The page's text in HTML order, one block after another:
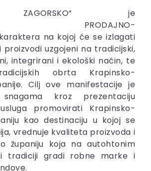
ZAGORSKO“ je
PRODAJNO-
karaktera na kojoj će se izlagati
uzgojeni na tradicijski,
integrirani i ekološki način, te
obrta Krapinsko-
Cilj ove manifestacije je
snagama kroz prezentaciju
promovirati Krapinsko-
kao destinaciju u kojoj se
vrednuje kvaliteta proizvoda i
županiju koja na autohtonim
i tradiciji gradi robne marke i